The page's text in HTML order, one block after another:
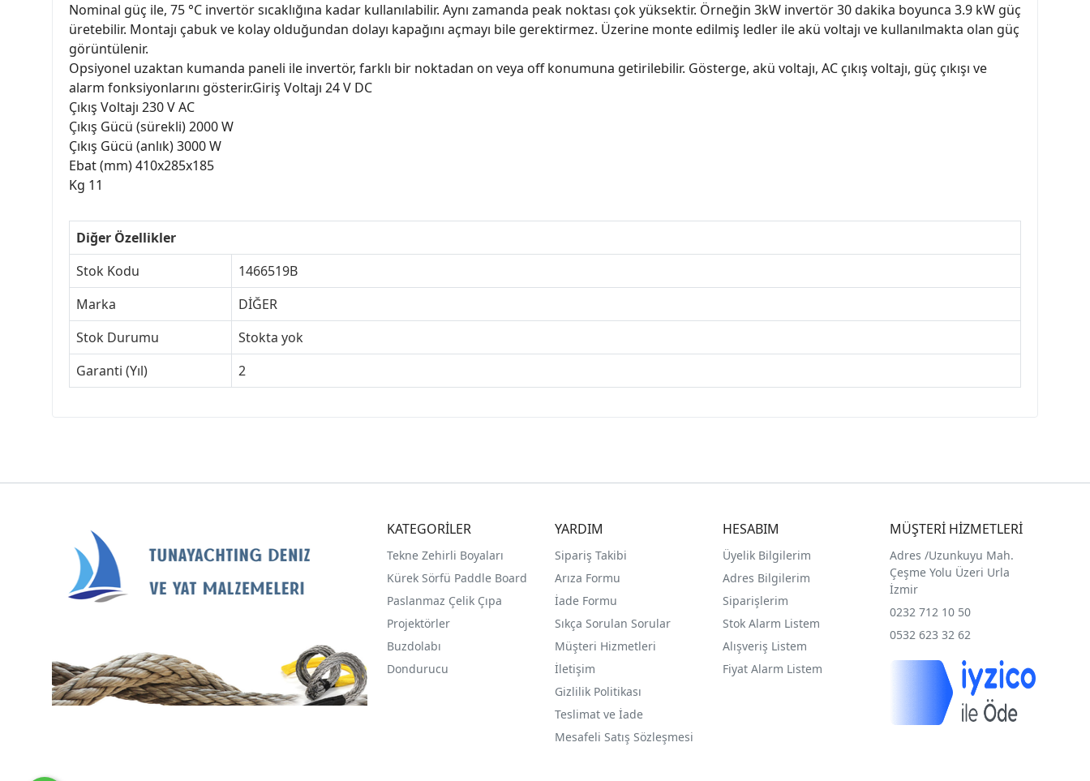
Nominal güç ile, 75 °C invertör sıcaklığına kadar kullanılabilir. Aynı zamanda peak noktası çok yüksektir. Örneğin 3kW invertör 30 dakika boyunca 3.9 kW güç
üretebilir. Montajı çabuk ve kolay olduğundan dolayı kapağını açmayı bile gerektirmez. Üzerine monte edilmiş ledler ile akü voltajı ve kullanılmakta olan güç
görüntülenir.
Opsiyonel uzaktan kumanda paneli ile invertör, farklı bir noktadan on veya off konumuna getirilebilir. Gösterge, akü voltajı, AC çıkış voltajı, güç çıkışı ve
alarm fonksiyonlarını gösterir.Giriş Voltajı 24 V DC
Çıkış Voltajı 230 V AC
Çıkış Gücü (sürekli) 2000 W
Çıkış Gücü (anlık) 3000 W
Ebat (mm) 410x285x185
Kg 11
Diğer Özellikler
Stok Kodu
1466519B
Marka
DİĞER
Stok Durumu
Stokta yok
Garanti (Yıl)
2
KATEGORİLER
Tekne Zehirli Boyaları
Kürek Sörfü Paddle Board
Paslanmaz Çelik Çıpa
Projektörler
Buzdolabı
Dondurucu
YARDIM
Sipariş Takibi
Arıza Formu
İade Formu
Sıkça Sorulan Sorular
Müşteri Hizmetleri
İletişim
Gizlilik Politikası
Teslimat ve İade
Mesafeli Satış Sözleşmesi
HESABIM
Üyelik Bilgilerim
Adres Bilgilerim
Siparişlerim
Stok Alarm Listem
Alışveriş Listem
Fiyat Alarm Listem
MÜŞTERİ HİZMETLERİ
Adres /Uzunkuyu Mah.
Çeşme Yolu Üzeri Urla
İzmir
0232 712 10 50
0532 623 32 62